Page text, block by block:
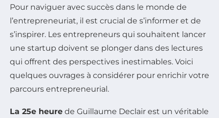
Pour naviguer avec succès dans le monde de
l’entrepreneuriat, il est crucial de s’informer et de
s’inspirer. Les entrepreneurs qui souhaitent lancer
une startup doivent se plonger dans des lectures
qui offrent des perspectives inestimables. Voici
quelques ouvrages à considérer pour enrichir votre
parcours entrepreneurial.
La 25e heure de Guillaume Declair est un véritable